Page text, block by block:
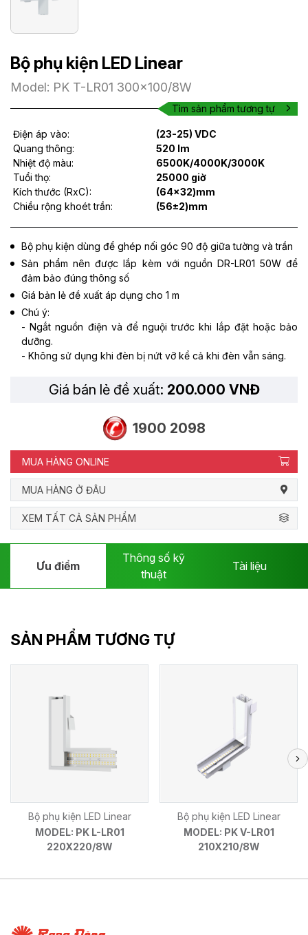
Bộ phụ kiện LED Linear
Model: PK T-LR01 300x100/8W
Tìm sản phẩm tương tự
Điện áp vào:
(23-25) VDC
Quang thông:
520 lm
Nhiệt độ màu:
6500K/4000K/3000K
Tuổi thọ:
25000 giờ
Kích thước (RxC):
(64x32)mm
Chiều rộng khoét trần:
(56±2)mm
Bộ phụ kiện dùng để ghép nối góc 90 độ giữa tường và trần
Sản phẩm nên được lắp kèm với nguồn DR-LR01 50W để
đảm bảo đúng thông số
Giá bản lẻ đề xuất áp dụng cho 1 m
Chú ý:
- Ngắt nguồn điện và để nguội trước khi lắp đặt hoặc bảo
dưỡng.
- Không sử dụng khi đèn bị nứt vỡ kể cả khi đèn vẫn sáng.
Giá bán lẻ đề xuất: 200.000 VNĐ
1900 2098
MUA HÀNG ONLINE
MUA HÀNG Ở ĐÂU
XEM TẤT CẢ SẢN PHẨM
Ưu điểm
Thông số kỹ
thuật
Tài liệu
SẢN PHẨM TƯƠNG TỰ
Bộ phụ kiện LED Linear
MODEL: PK L-LR01
220X220/8W
Bộ phụ kiện LED Linear
MODEL: PK V-LR01
210X210/8W